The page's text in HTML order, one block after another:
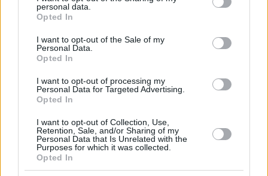
grant or deny consent to Google and its third-party tags to
use your data for below specified purposes in below Google
consent section.
personal data.
Opted In
I want to opt-out of the Sale of my
Personal Data.
Opted In
I want to opt-out of processing my
Personal Data for Targeted Advertising.
Opted In
I want to opt-out of Collection, Use,
Retention, Sale, and/or Sharing of my
Personal Data that Is Unrelated with the
Purposes for which it was collected.
Opted In
informatore ha detto che probabilmente avrebbe bisogno di
circa la metà della Romania, secondo il portale, la Romania
significa che l’Ungheria ne avrebbe bisogno di circa 27.
Il portale sottolinea che nessuna delle loro informazioni è
ufficiale al momento. Hanno cercato di contattare il Ministero
della Difesa in merito alla questione, ma finora non è arrivata
alcuna risposta.
Leggi anche
Ungheresi che raccolgono fondi per i
volontari ungheresi che combattono per
l’Ucraina